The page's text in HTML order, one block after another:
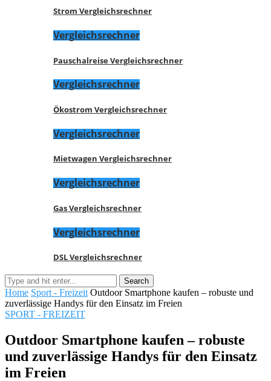
Strom Vergleichsrechner
Vergleichsrechner
Pauschalreise Vergleichsrechner
Vergleichsrechner
Ökostrom Vergleichsrechner
Vergleichsrechner
Mietwagen Vergleichsrechner
Vergleichsrechner
Gas Vergleichsrechner
Vergleichsrechner
DSL Vergleichsrechner
Home Sport - Freizeit Outdoor Smartphone kaufen – robuste und
zuverlässige Handys für den Einsatz im Freien
SPORT - FREIZEIT
Outdoor Smartphone kaufen – robuste
und zuverlässige Handys für den Einsatz
im Freien